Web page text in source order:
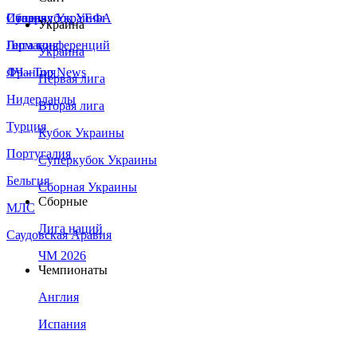
Сборная Украины
Италия
Германия
Франция
Нидерланды
Турция
Португалия
Бельгия
МЛС
Саудовская Аравия
Суперкубок УЕФА
Лига конференций
ЛЧ - Top News
Украина
Украина
Первая лига
Вторая лига
Кубок Украины
Суперкубок Украины
Сборная Украины
Сборные
Лига наций
ЧМ 2026
Чемпионаты
Англия
Испания